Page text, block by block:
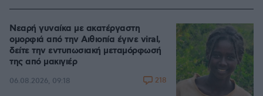
Νεαρή γυναίκα με ακατέργαστη
ομορφιά από την Αιθιοπία έγινε viral,
δείτε την εντυπωσιακή μεταμόρφωσή
της από μακιγιέρ
06.08.2026, 09:18 218